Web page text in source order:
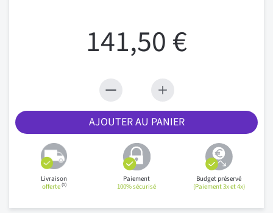
141,50 €
AJOUTER AU PANIER
Livraison
offerte(1)
Paiement
100% sécurisé
Budget préservé
(Paiement 3x et 4x)